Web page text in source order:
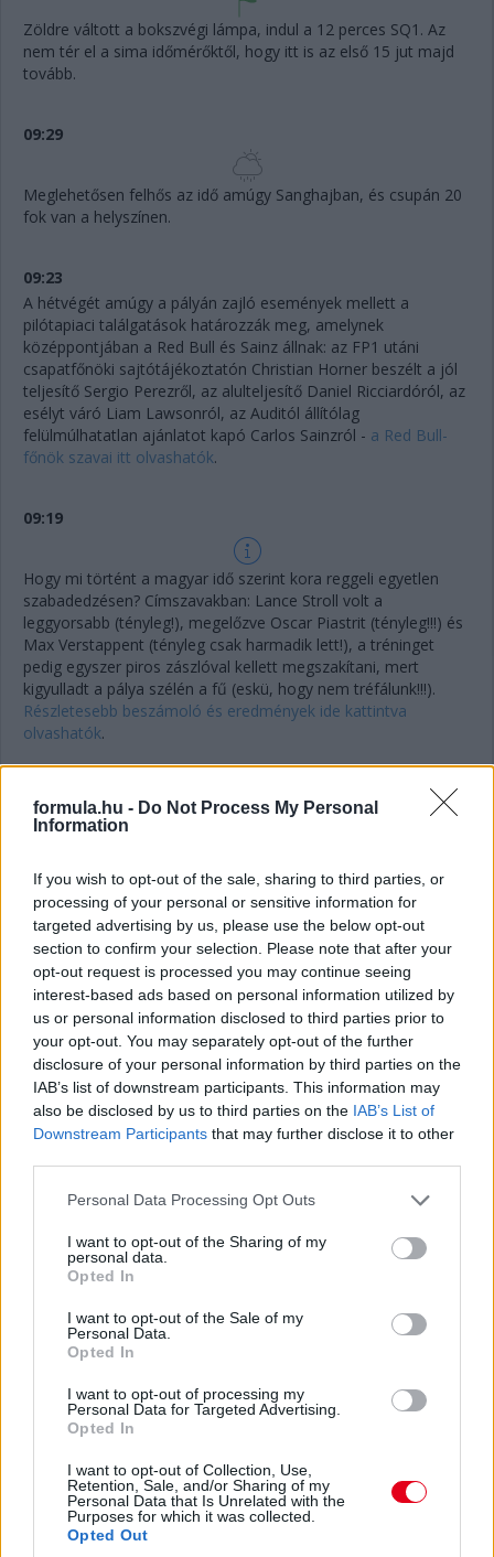
formula.hu - Do Not Process My Personal
Information
If you wish to opt-out of the sale, sharing to third parties, or
processing of your personal or sensitive information for
targeted advertising by us, please use the below opt-out
section to confirm your selection. Please note that after your
opt-out request is processed you may continue seeing
interest-based ads based on personal information utilized by
us or personal information disclosed to third parties prior to
your opt-out. You may separately opt-out of the further
disclosure of your personal information by third parties on the
IAB’s list of downstream participants. This information may
also be disclosed by us to third parties on the IAB’s List of
Downstream Participants that may further disclose it to other
Please note that this website/app uses one or more Google
not limited to your visit or usage behaviour. You may click to
grant or deny consent to Google and its third-party tags to
use your data for below specified purposes in below Google
consent section.
Personal Data Processing Opt Outs
I want to opt-out of the Sharing of my
personal data.
Opted In
I want to opt-out of the Sale of my
Personal Data.
Opted In
I want to opt-out of processing my
Personal Data for Targeted Advertising.
Opted In
I want to opt-out of Collection, Use,
Retention, Sale, and/or Sharing of my
Personal Data that Is Unrelated with the
Purposes for which it was collected.
Opted Out
Zöldre váltott a bokszvégi lámpa, indul a 12 perces SQ1. Az
nem tér el a sima időmérőktől, hogy itt is az első 15 jut majd
tovább.
09:29
Meglehetősen felhős az idő amúgy Sanghajban, és csupán 20
fok van a helyszínen.
09:23
A hétvégét amúgy a pályán zajló események mellett a
pilótapiaci találgatások határozzák meg, amelynek
középpontjában a Red Bull és Sainz állnak: az FP1 utáni
csapatfőnöki sajtótájékoztatón Christian Horner beszélt a jól
teljesítő Sergio Perezről, az alulteljesítő Daniel Ricciardóról, az
esélyt váró Liam Lawsonról, az Auditól állítólag
felülmúlhatatlan ajánlatot kapó Carlos Sainzról - a Red Bull-
főnök szavai itt olvashatók.
09:19
Hogy mi történt a magyar idő szerint kora reggeli egyetlen
szabadedzésen? Címszavakban: Lance Stroll volt a
leggyorsabb (tényleg!), megelőzve Oscar Piastrit (tényleg!!!) és
Max Verstappent (tényleg csak harmadik lett!), a tréninget
pedig egyszer piros zászlóval kellett megszakítani, mert
kigyulladt a pálya szélén a fű (eskü, hogy nem tréfálunk!!!).
Részletesebb beszámoló és eredmények ide kattintva
olvashatók.
A versenyzők azon túl, hogy a holnapi - magyar idő szerint
idei évtől kezdve: a tájékoztatás szerint egy természetes
gumiból készült, két üveglap közé zárt négyzet alakú trófeát
kap a sprintpole birtokosa. Ez mondjuk szinte már smafu a
babérkoszorúkat idéző, világító trófeához képest, amit majd a
nagydíj győztese kap!
Gyorstalpaló a sprinthétvégék új lebonyolításáról: idén
pénteken immár a sprint rajtrácsát meghatározó
kvalifikációt rendezik, amely nagyjából ugyanolyan,
12, 10 és 8 percből áll a három szakasz, és további
variálás, hogy az SQ1-ben és az SQ2-ben csak közepes,
az SQ3-ban csak lágy keverékű gumikat lehet
használni száraz pályán.